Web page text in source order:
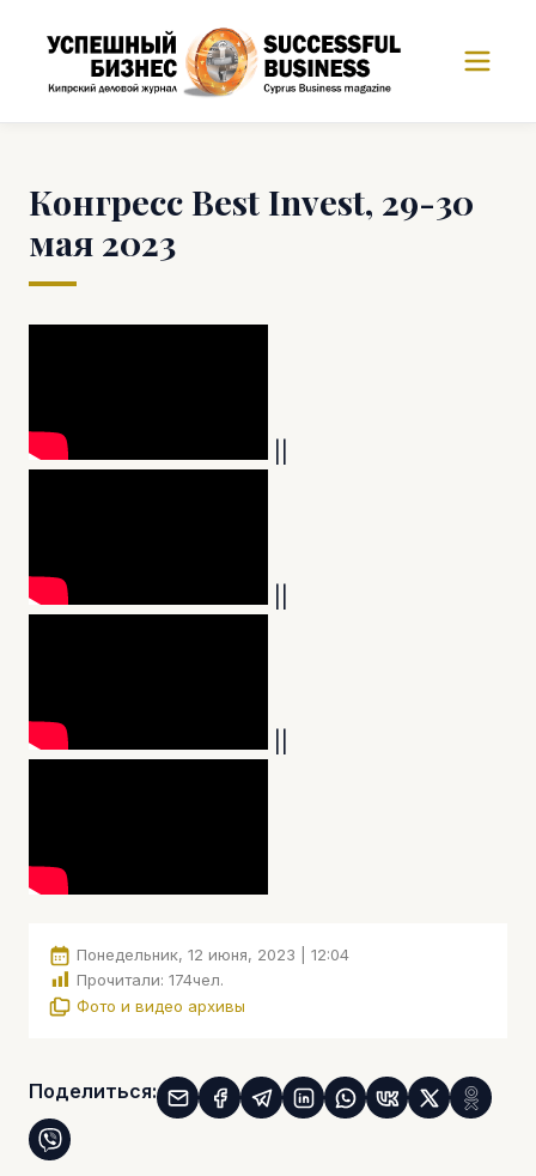
Конгресс Best Invest, 29-30
мая 2023
Понедельник, 12 июня, 2023 | 12:04
Прочитали: 174чел.
Фото и видео архивы
Поделиться: